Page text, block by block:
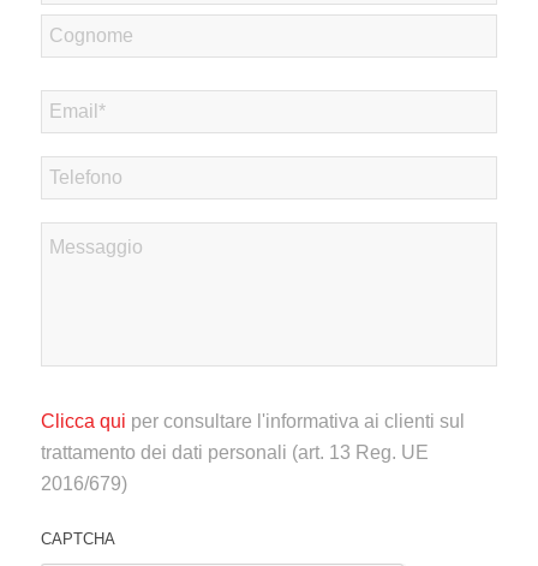
Nome
Email *
Telefono
Clicca qui per consultare l'informativa ai clienti sul
trattamento dei dati personali (art. 13 Reg. UE
2016/679)
CAPTCHA